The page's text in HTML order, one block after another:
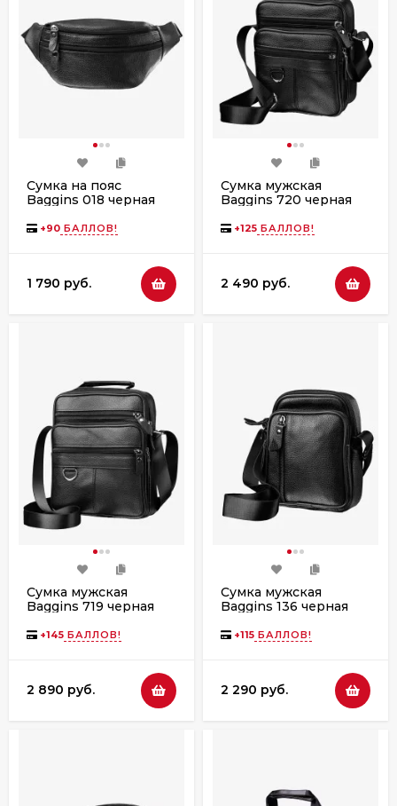
Сумка на пояс
Baggins 018 черная
+90 БАЛЛОВ!
1 790 руб.
Сумка мужская
Baggins 720 черная
+125 БАЛЛОВ!
2 490 руб.
Сумка мужская
Baggins 719 черная
+145 БАЛЛОВ!
2 890 руб.
Сумка мужская
Baggins 136 черная
+115 БАЛЛОВ!
2 290 руб.